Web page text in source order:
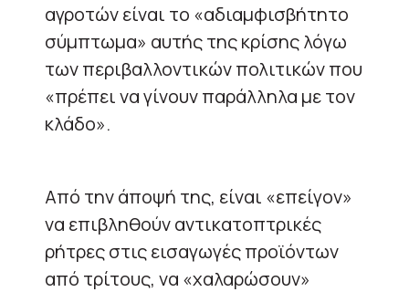
αγροτών είναι το «αδιαμφισβήτητο
σύμπτωμα» αυτής της κρίσης λόγω
των περιβαλλοντικών πολιτικών που
«πρέπει να γίνουν παράλληλα με τον
κλάδο».
Από την άποψή της, είναι «επείγον»
να επιβληθούν αντικατοπτρικές
ρήτρες στις εισαγωγές προϊόντων
από τρίτους, να «χαλαρώσουν»